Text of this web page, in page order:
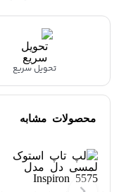
تحویل سریع
محصولات مشابه